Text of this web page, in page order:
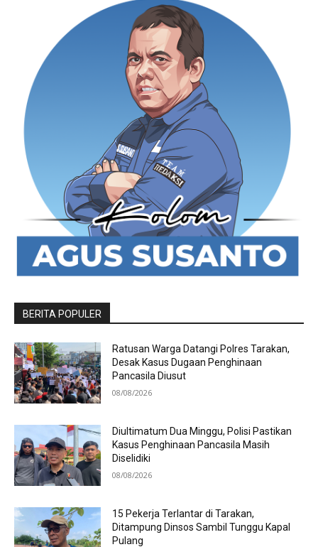
BERITA POPULER
Ratusan Warga Datangi Polres Tarakan,
Desak Kasus Dugaan Penghinaan
Pancasila Diusut
08/08/2026
Diultimatum Dua Minggu, Polisi Pastikan
Kasus Penghinaan Pancasila Masih
Diselidiki
08/08/2026
15 Pekerja Terlantar di Tarakan,
Ditampung Dinsos Sambil Tunggu Kapal
Pulang